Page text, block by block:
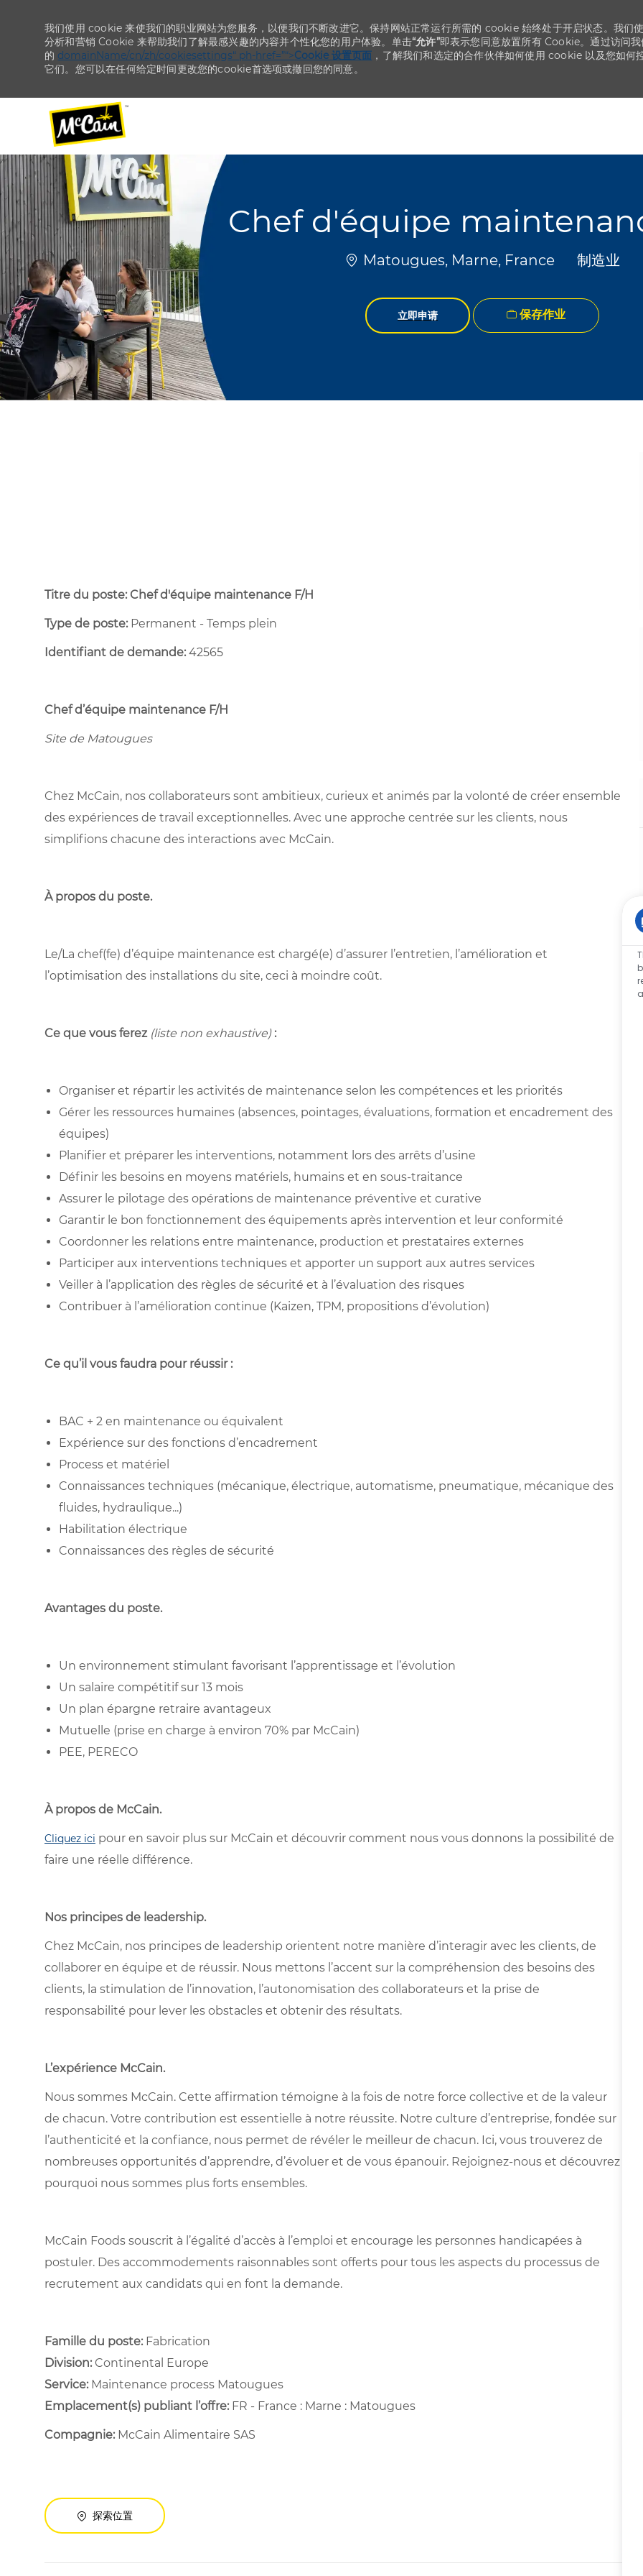
--
我们使用 cookie 来使我们的职业网站为您服务，以便我们不断改进它。保持网站正常运行所需的 cookie 始终处于开启状态。我们
分析和营销 Cookie 来帮助我们了解最感兴趣的内容并个性化您的用户体验。单击“允许”即表示您同意放置所有 Cookie。通过访问我
的 domainName/cn/zh/cookiesettings“ ph-href=”“>Cookie 设置页面 ，了解我们和选定的合作伙伴如何使用 cookie 以及您如何
它们。您可以在任何给定时间更改您的cookie首选项或撤回您的同意。
Chef d'équipe
位置Matougues, Marne, France 类别
制造业
立即申请 保存作业
Titre du poste: Chef d'équipe maintenance F/H
Type de poste:Permanent - Temps plein ​
Identifiant de demande:42565
Chef d’équipe maintenance F/H
Site de Matougues
Chez McCain, nos collaborateurs sont ambitieux, curieux et animés par la volonté de créer ensemble
des expériences de travail exceptionnelles. Avec une approche centrée sur les clients, nous
simplifions chacune des interactions avec McCain.
À propos du poste.
Le/La chef(fe) d’équipe maintenance est chargé(e) d’assurer l’entretien, l’amélioration et
l’optimisation des installations du site, ceci à moindre coût.
Ce que vous ferez (liste non exhaustive):
Organiser et répartir les activités de maintenance selon les compétences et les priorités
Gérer les ressources humaines (absences, pointages, évaluations, formation et encadrement des
équipes)
Planifier et préparer les interventions, notamment lors des arrêts d’usine
Définir les besoins en moyens matériels, humains et en sous-traitance
Assurer le pilotage des opérations de maintenance préventive et curative
Garantir le bon fonctionnement des équipements après intervention et leur conformité
Coordonner les relations entre maintenance, production et prestataires externes
Participer aux interventions techniques et apporter un support aux autres services
Veiller à l’application des règles de sécurité et à l’évaluation des risques
Contribuer à l’amélioration continue (Kaizen, TPM, propositions d’évolution)
Ce qu’il vous faudra pour réussir :
BAC + 2 en maintenance ou équivalent
Expérience sur des fonctions d’encadrement
Process et matériel
Connaissances techniques (mécanique, électrique, automatisme, pneumatique, mécanique des
fluides, hydraulique...)
Habilitation électrique
Connaissances des règles de sécurité
Avantages du poste.
Un environnement stimulant favorisant l’apprentissage et l’évolution
Un salaire compétitif sur 13 mois
Un plan épargne retraire avantageux
Mutuelle (prise en charge à environ 70% par McCain)
PEE, PERECO
À propos de McCain.
Cliquez ici pour en savoir plus sur McCain et découvrir comment nous vous donnons la possibilité de
faire une réelle différence.
Nos principes de leadership.
Chez McCain, nos principes de leadership orientent notre manière d’interagir avec les clients, de
collaborer en équipe et de réussir. Nous mettons l’accent sur la compréhension des besoins des
clients, la stimulation de l’innovation, l’autonomisation des collaborateurs et la prise de
responsabilité pour lever les obstacles et obtenir des résultats.
L’expérience McCain.
Nous sommes McCain. Cette affirmation témoigne à la fois de notre force collective et de la valeur
de chacun. Votre contribution est essentielle à notre réussite. Notre culture d’entreprise, fondée sur
l’authenticité et la confiance, nous permet de révéler le meilleur de chacun. Ici, vous trouverez de
nombreuses opportunités d’apprendre, d’évoluer et de vous épanouir. Rejoignez-nous et découvrez
pourquoi nous sommes plus forts ensembles.
McCain Foods souscrit à l’égalité d’accès à l’emploi et encourage les personnes handicapées à
postuler. Des accommodements raisonnables sont offerts pour tous les aspects du processus de
recrutement aux candidats qui en font la demande.
Famille du poste: Fabrication
Division: Continental Europe
Service: ​ Maintenance process Matougues ​
Emplacement(s) publiant l’offre:FR - France : Marne : Matougues
Compagnie: McCain Alimentaire SAS
探索位置